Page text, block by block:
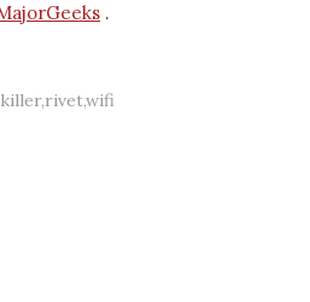
.
killer,rivet,wifi